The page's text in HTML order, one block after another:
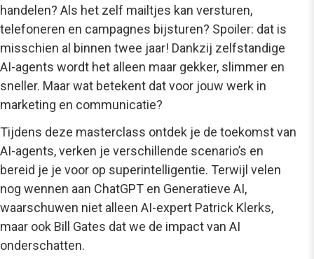
handelen? Als het zelf mailtjes kan versturen,
telefoneren en campagnes bijsturen? Spoiler: dat is
misschien al binnen twee jaar! Dankzij zelfstandige
AI-agents wordt het alleen maar gekker, slimmer en
sneller. Maar wat betekent dat voor jouw werk in
marketing en communicatie?
Tijdens deze masterclass ontdek je de toekomst van
AI-agents, verken je verschillende scenario’s en
bereid je je voor op superintelligentie. Terwijl velen
nog wennen aan ChatGPT en Generatieve AI,
waarschuwen niet alleen AI-expert Patrick Klerks,
maar ook Bill Gates dat we de impact van AI
onderschatten.